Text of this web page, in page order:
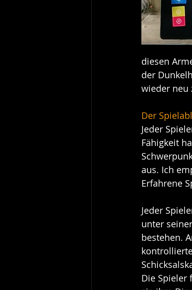
diesen
der
wieder neu
Der
Jeder
Fähigkeit
aus. Ich
Erfahrene
Jeder
unter
bestehen.
Die Spieler